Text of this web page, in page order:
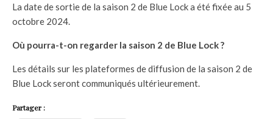
La date de sortie de la saison 2 de Blue Lock a été fixée au 5
octobre 2024.
Où pourra-t-on regarder la saison 2 de Blue Lock ?
Les détails sur les plateformes de diffusion de la saison 2 de
Blue Lock seront communiqués ultérieurement.
Partager :